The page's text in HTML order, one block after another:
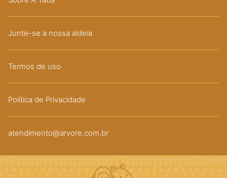
Junte-se a nossa aldeia
Termos de uso
Política de Privacidade
atendimento@arvore.com.br